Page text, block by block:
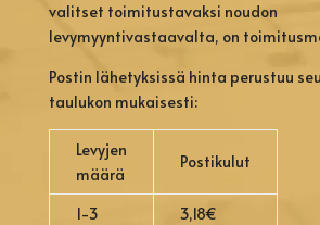
valitset toimitustavaksi noudon
levymyyntivastaavalta, on
Postin lähetyksissä hinta perustuu
taulukon mukaisesti:
Levyjen
määrä
Postikulut
1-3
3,18€